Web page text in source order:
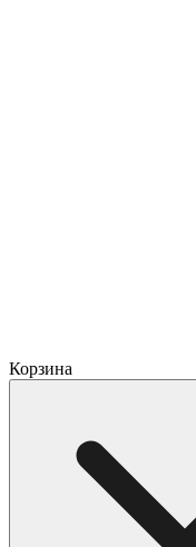
Корзина